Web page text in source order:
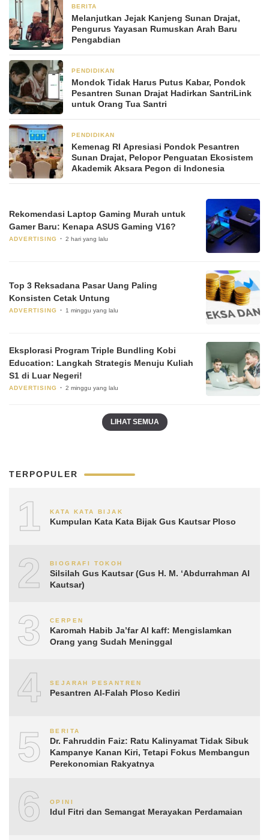
BERITA
Melanjutkan Jejak Kanjeng Sunan Drajat,
Pengurus Yayasan Rumuskan Arah Baru
Pengabdian
PENDIDIKAN
Mondok Tidak Harus Putus Kabar, Pondok
Pesantren Sunan Drajat Hadirkan SantriLink
untuk Orang Tua Santri
PENDIDIKAN
Kemenag RI Apresiasi Pondok Pesantren
Sunan Drajat, Pelopor Penguatan Ekosistem
Akademik Aksara Pegon di Indonesia
Rekomendasi Laptop Gaming Murah untuk
Gamer Baru: Kenapa ASUS Gaming V16?
ADVERTISING 2 hari yang lalu
Top 3 Reksadana Pasar Uang Paling
Konsisten Cetak Untung
ADVERTISING 1 minggu yang lalu
Eksplorasi Program Triple Bundling Kobi
Education: Langkah Strategis Menuju Kuliah
S1 di Luar Negeri!
ADVERTISING 2 minggu yang lalu
LIHAT SEMUA
TERPOPULER
1 KATA KATA BIJAK
Kumpulan Kata Kata Bijak Gus Kautsar Ploso
2 BIOGRAFI TOKOH
Silsilah Gus Kautsar (Gus H. M. ‘Abdurrahman Al
Kautsar)
3 CERPEN
Karomah Habib Ja’far Al kaff: Mengislamkan
Orang yang Sudah Meninggal
4 SEJARAH PESANTREN
Pesantren Al-Falah Ploso Kediri
5 BERITA
Dr. Fahruddin Faiz: Ratu Kalinyamat Tidak Sibuk
Kampanye Kanan Kiri, Tetapi Fokus Membangun
Perekonomian Rakyatnya
6 OPINI
Idul Fitri dan Semangat Merayakan Perdamaian